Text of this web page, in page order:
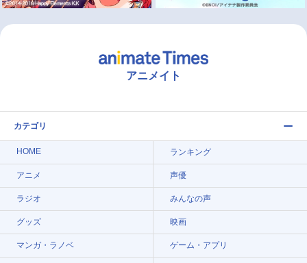
アニメイト
カテゴリ
HOME ランキング
アニメ 声優
ラジオ みんなの声
グッズ 映画
マンガ・ラノベ ゲーム・アプリ